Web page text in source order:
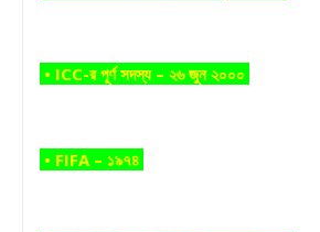
• ICC-র পূর্ণ সদস্য – ২৬ জুন ২০০০
• FIFA – ১৯৭৪